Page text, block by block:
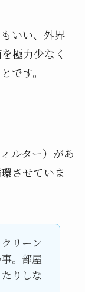
いい、外界
極力少なく
です。
ルター）があ
させていま
リーン
。部屋
りしな